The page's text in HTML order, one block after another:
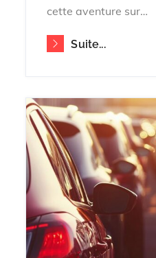
cette aventure sur…
Suite...